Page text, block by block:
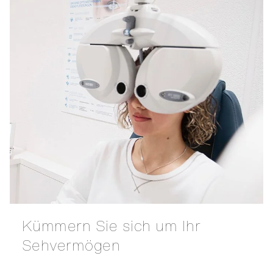
Kümmern Sie sich um Ihr
Sehvermögen